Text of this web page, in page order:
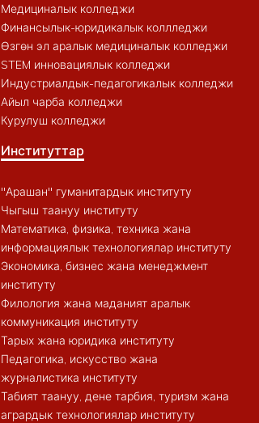
Медициналык колледжи
Финансылык-юридикалык коллледжи
Өзгөн эл аралык медициналык колледжи
STEM инновациялык колледжи
Индустриалдык-педагогикалык колледжи
Айыл чарба колледжи
Курулуш колледжи
Институттар
"Арашан" гуманитардык институту
Чыгыш таануу институту
Математика, физика, техника жана
информациялык технологиялар институту
Экономика, бизнес жана менеджмент
институту
Филология жана маданият аралык
коммуникация институту
Тарых жана юридика институту
Педагогика, искусство жана
журналистика институту
Табият таануу, дене тарбия, туризм жана
агрардык технологиялар институту